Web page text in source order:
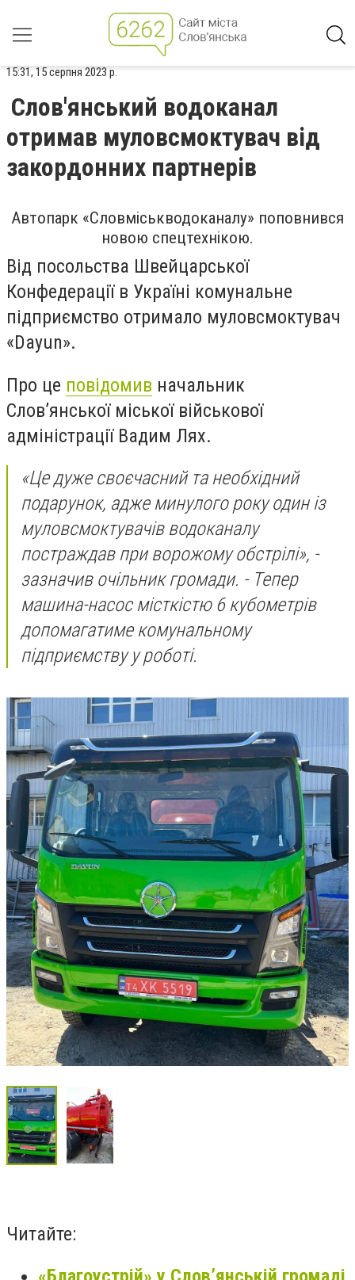
15:31, 15 серпня 2023 р.
Слов'янський водоканал
отримав муловсмоктувач від
закордонних партнерів
Автопарк «Словміськводоканалу» поповнився
новою спецтехнікою.
Від посольства Швейцарської
Конфедерації в Україні комунальне
підприємство отримало муловсмоктувач
«Dayun».
Про це повідомив начальник
Слов’янської міської військової
адміністрації Вадим Лях.
«Це дуже своєчасний та необхідний
подарунок, адже минулого року один із
муловсмоктувачів водоканалу
постраждав при ворожому обстрілі», -
зазначив очільник громади. - Тепер
машина-насос місткістю 6 кубометрів
допомагатиме комунальному
підприємству у роботі.
Читайте: